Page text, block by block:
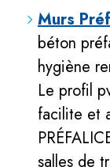
Murs
béton
hygiène
Le profil
facilite et
salles de